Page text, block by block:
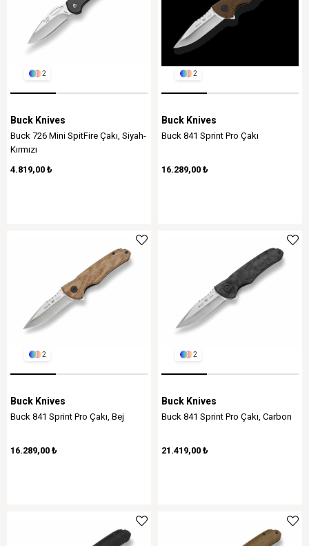
2
Buck Knives
Buck 726 Mini SpitFire Çakı, Siyah-
Kırmızı
4.819,00 ₺
2
Buck Knives
Buck 841 Sprint Pro Çakı
16.289,00 ₺
2
Buck Knives
Buck 841 Sprint Pro Çakı, Bej
16.289,00 ₺
2
Buck Knives
Buck 841 Sprint Pro Çakı, Carbon
21.419,00 ₺